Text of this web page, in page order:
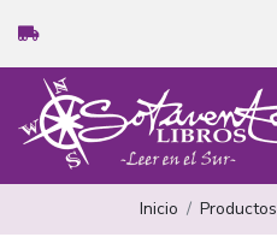
Inicio Productos